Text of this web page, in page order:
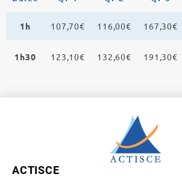
1h 107,70€ 116,00€ 167,30€
1h30 123,10€ 132,60€ 191,30€
ACTISCE